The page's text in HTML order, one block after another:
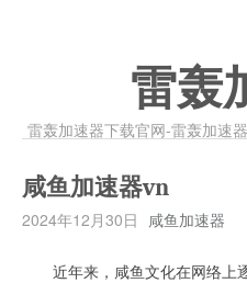
雷轰
雷轰加速器下载官网-雷轰加速
咸鱼加速器vn
2024年12月30日 咸鱼加速器
近年来，咸鱼文化在网络上